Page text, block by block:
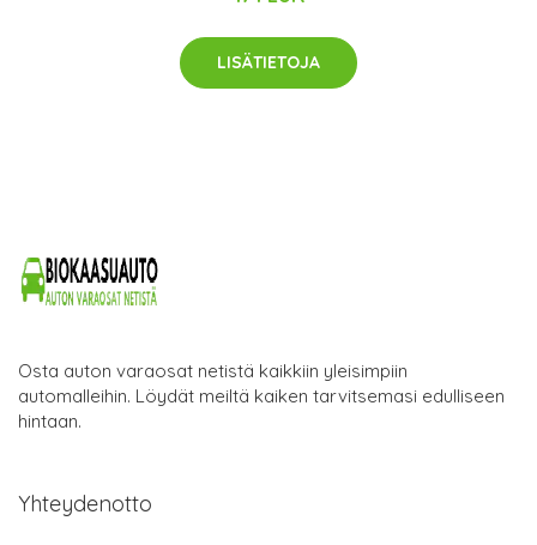
LISÄTIETOJA
Osta auton varaosat netistä kaikkiin yleisimpiin
automalleihin. Löydät meiltä kaiken tarvitsemasi edulliseen
hintaan.
Yhteydenotto